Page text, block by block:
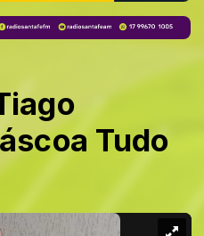
Tudo